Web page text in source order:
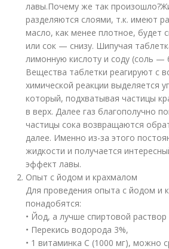
лавы.Почему же так
разделяются слоями, т.к. имеют
масло, как менее плотное, будет
или сок — снизу. Шипучая
лимонную кислоту и соду (соль —
Вещества таблетки реагируют с
химической реакции выделяется
который, подхватывая частицы
в верх. Далее газ благополучно
частицы сока возвращаются
далее. Именно из-за этого
жидкости и получается
эффект лавы.
Опыт с йодом и крахмалом
Для проведения опыта с йодом и
понадобятся:
• Йод, а лучше спиртовой раствор
• Перекись водорода 3%,
• 1 витаминка С (1000 мг), можно